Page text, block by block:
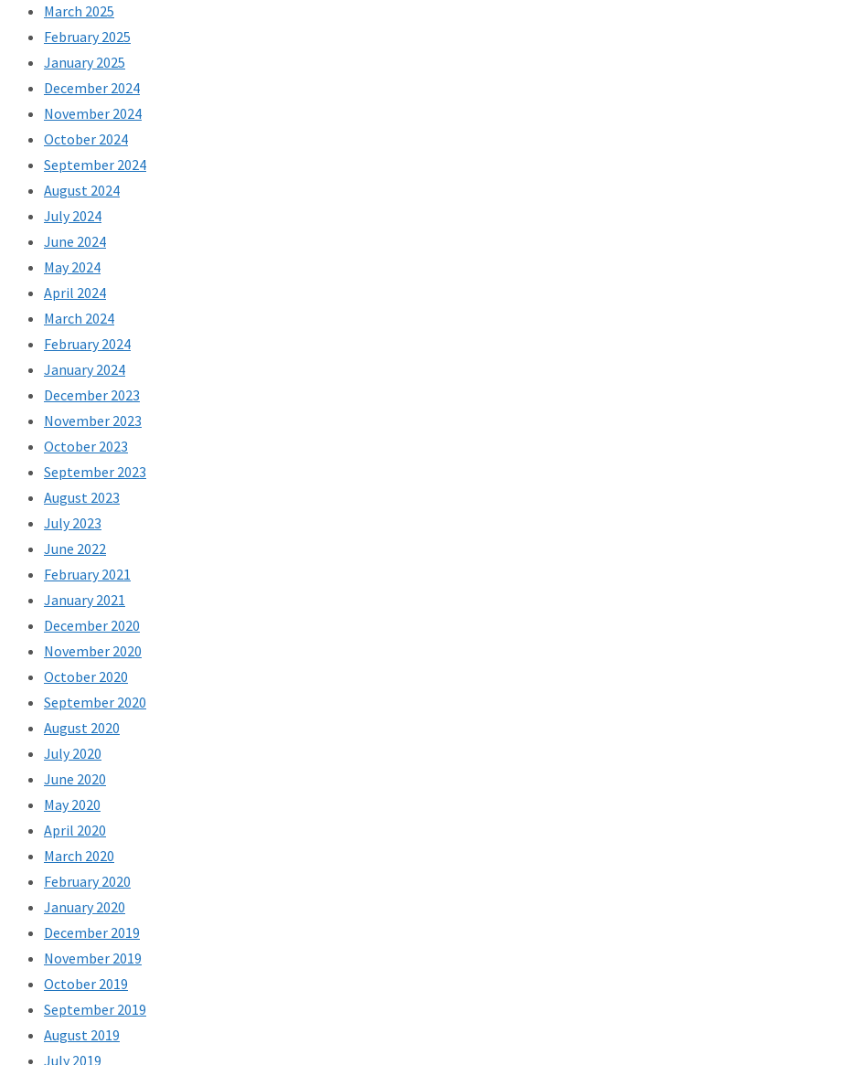
March 2025
February 2025
January 2025
December 2024
November 2024
October 2024
September 2024
August 2024
July 2024
June 2024
May 2024
April 2024
March 2024
February 2024
January 2024
December 2023
November 2023
October 2023
September 2023
August 2023
July 2023
June 2022
February 2021
January 2021
December 2020
November 2020
October 2020
September 2020
August 2020
July 2020
June 2020
May 2020
April 2020
March 2020
February 2020
January 2020
December 2019
November 2019
October 2019
September 2019
August 2019
July 2019